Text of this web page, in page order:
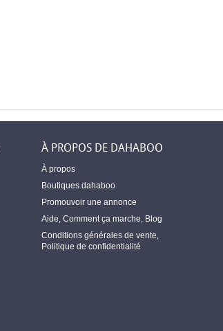
À PROPOS DE DAHABOO
À propos
Boutiques dahaboo
Promouvoir une annonce
Aide Comment ça marche Blog
Conditions générales de vente
Politique de confidentialité